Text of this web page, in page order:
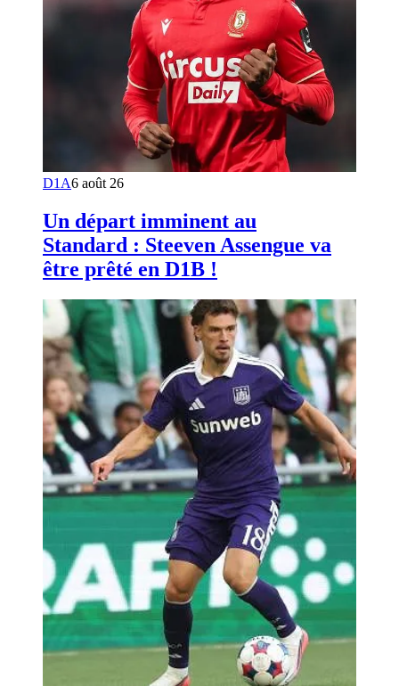
D1A6 août 26
Un départ imminent au
Standard : Steeven Assengue va
être prêté en D1B !